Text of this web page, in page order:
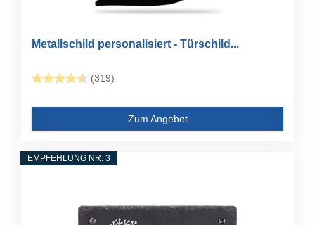
Metallschild personalisiert - Türschild...
(319)
Zum Angebot
EMPFEHLUNG NR. 3